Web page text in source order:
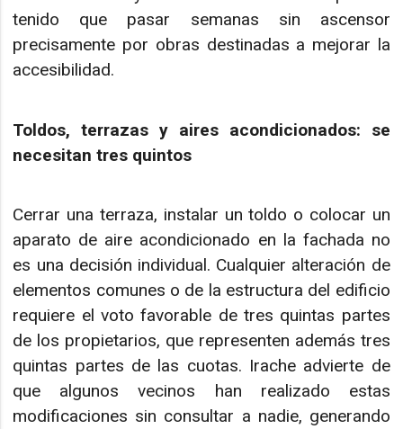
tenido que pasar semanas sin ascensor
precisamente por obras destinadas a mejorar la
accesibilidad.
Toldos, terrazas y aires acondicionados: se
necesitan tres quintos
Cerrar una terraza, instalar un toldo o colocar un
aparato de aire acondicionado en la fachada no
es una decisión individual. Cualquier alteración de
elementos comunes o de la estructura del edificio
requiere el voto favorable de tres quintas partes
de los propietarios, que representen además tres
quintas partes de las cuotas. Irache advierte de
que algunos vecinos han realizado estas
modificaciones sin consultar a nadie, generando